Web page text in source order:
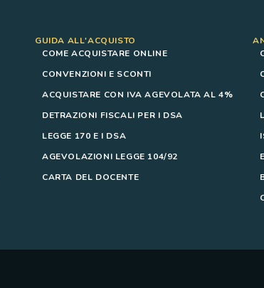
GUIDA ALL'ACQUISTO
COME ACQUISTARE ONLINE
CONVENZIONI E SCONTI
ACQUISTARE CON IVA AGEVOLATA AL 4%
DETRAZIONI FISCALI PER I DSA
LEGGE 170 E I DSA
AGEVOLAZIONI LEGGE 104/92
CARTA DEL DOCENTE